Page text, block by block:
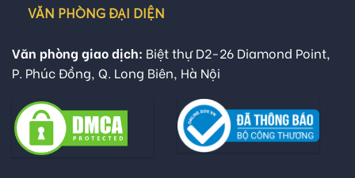
VĂN PHÒNG ĐẠI DIỆN
Văn phòng giao dịch: Biệt thự D2-26 Diamond Point,
P. Phúc Đồng, Q. Long Biên, Hà Nội